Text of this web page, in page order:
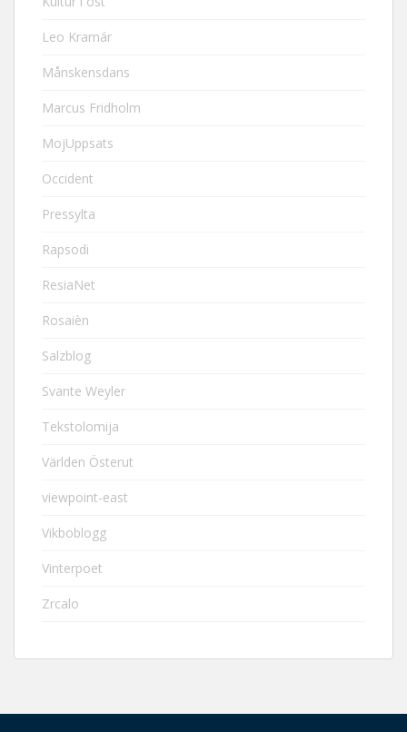
Leo Kramár
Månskensdans
Marcus Fridholm
MojUppsats
Occident
Pressylta
Rapsodi
ResiaNet
Rosaièn
Salzblog
Svante Weyler
Tekstolomija
Världen Österut
viewpoint-east
Vikboblogg
Vinterpoet
Zrcalo